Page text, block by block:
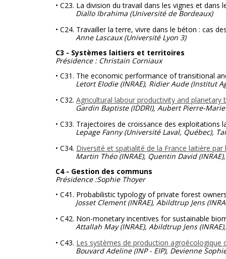
• C23. La division du travail dans les vignes et
Diallo Ibrahima (Université de Bordeaux)
• C24. Travailler la terre, vivre dans le béton : cas
Anne Lascaux (Université Lyon 3)
C3 - Systèmes laitiers et territoires
Présidence : Christain Corniaux
• C31. The economic performance of transitional
Letort Elodie (INRAE), Ridier Aude (Institut
• C32. Agricultural labour productivity and
Gardin Baptiste (IDDRI), Aubert Pierre-Marie
• C33. Trajectoires de croissance des
Lepage Fanny (Université Laval, Québec),
• C34. Diversité et spatialité de la France laitière
Martin Théo (INRAE), Quentin David (INRAE),
C4 - Gestion des communs
Présidence :Sophie Thoyer
• C41. Probabilistic typology of private forest
Josset Clement (INRAE), Abildtrup Jens
• C42. Non-monetary incentives for sustainable
Attallah May (INRAE), Abildtrup Jens
• C43. Les systèmes de production agroécologique
Bouvard Adeline (INP - EIP), Devienne Sophie